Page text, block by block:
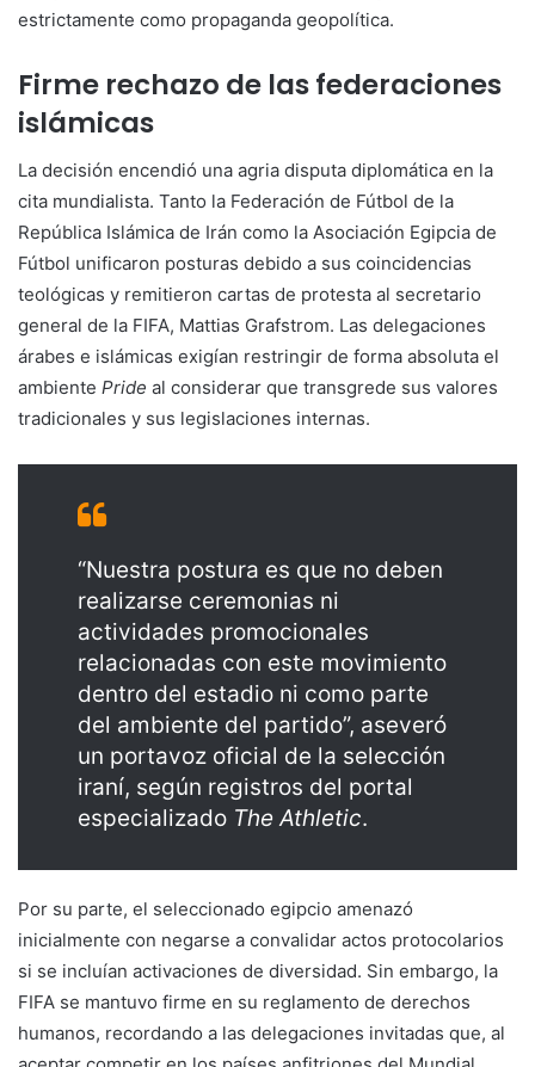
estrictamente como propaganda geopolítica.
Firme rechazo de las federaciones
islámicas
La decisión encendió una agria disputa diplomática en la
cita mundialista. Tanto la Federación de Fútbol de la
República Islámica de Irán como la Asociación Egipcia de
Fútbol unificaron posturas debido a sus coincidencias
teológicas y remitieron cartas de protesta al secretario
general de la FIFA, Mattias Grafstrom. Las delegaciones
árabes e islámicas exigían restringir de forma absoluta el
ambiente Pride al considerar que transgrede sus valores
tradicionales y sus legislaciones internas.
“Nuestra postura es que no deben
realizarse ceremonias ni
actividades promocionales
relacionadas con este movimiento
dentro del estadio ni como parte
del ambiente del partido”, aseveró
un portavoz oficial de la selección
iraní, según registros del portal
especializado The Athletic.
Por su parte, el seleccionado egipcio amenazó
inicialmente con negarse a convalidar actos protocolarios
si se incluían activaciones de diversidad. Sin embargo, la
FIFA se mantuvo firme en su reglamento de derechos
humanos, recordando a las delegaciones invitadas que, al